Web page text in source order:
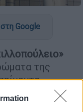
Google
της
σε